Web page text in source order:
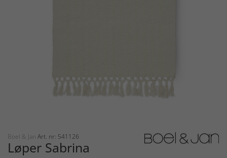
Boel & Jan Art. nr: 541126
Løper Sabrina